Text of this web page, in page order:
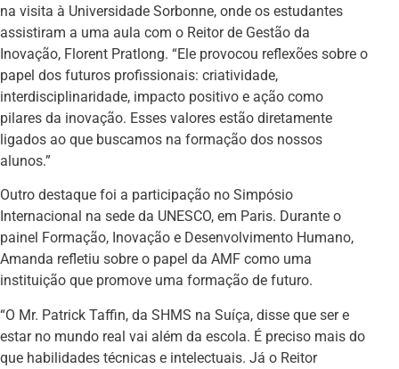
na visita à Universidade Sorbonne, onde os estudantes
assistiram a uma aula com o Reitor de Gestão da
Inovação, Florent Pratlong. “Ele provocou reflexões sobre o
papel dos futuros profissionais: criatividade,
interdisciplinaridade, impacto positivo e ação como
pilares da inovação. Esses valores estão diretamente
ligados ao que buscamos na formação dos nossos
alunos.”
Outro destaque foi a participação no Simpósio
Internacional na sede da UNESCO, em Paris. Durante o
painel Formação, Inovação e Desenvolvimento Humano,
Amanda refletiu sobre o papel da AMF como uma
instituição que promove uma formação de futuro.
“O Mr. Patrick Taffin, da SHMS na Suíça, disse que ser e
estar no mundo real vai além da escola. É preciso mais do
que habilidades técnicas e intelectuais. Já o Reitor